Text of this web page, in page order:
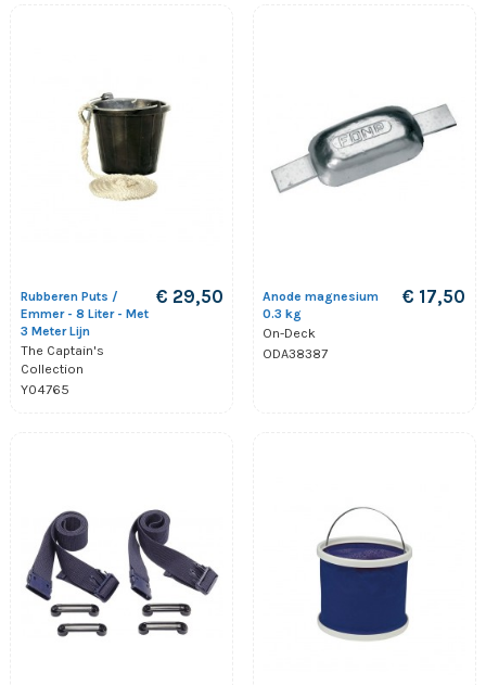
Rubberen Puts /
Emmer - 8 Liter - Met
3 Meter Lijn
The Captain's
Collection
Y04765
€ 29,50
Anode magnesium
0.3 kg
On-Deck
ODA38387
€ 17,50